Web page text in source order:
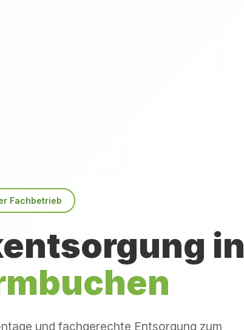
Fachbetrieb
in
und fachgerechte Entsorgung zum